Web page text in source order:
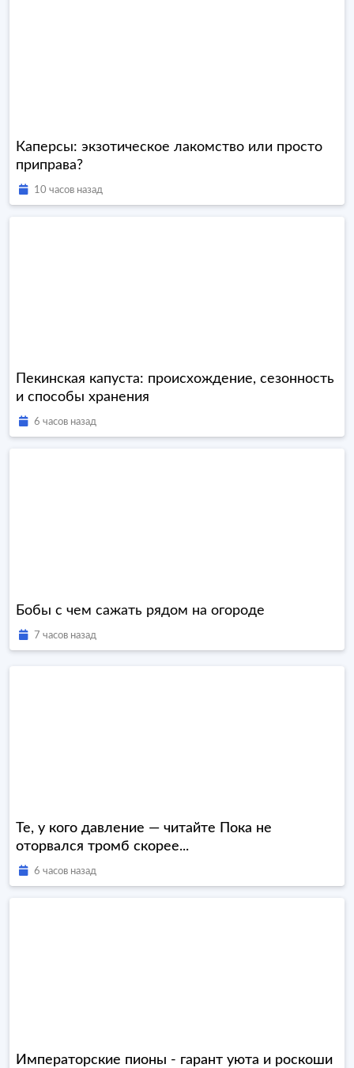
Каперсы: экзотическое лакомство или просто
приправа?
10 часов назад
Пекинская капуста: происхождение, сезонность
и способы хранения
6 часов назад
Бобы с чем сажать рядом на огороде
7 часов назад
Те, у кого давление — читайте Пока не
оторвался тромб скорее...
6 часов назад
Императорские пионы - гарант уюта и роскоши